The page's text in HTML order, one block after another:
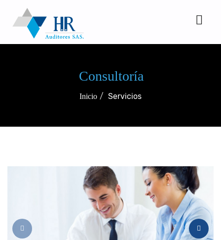
Consultoría
Inicio Servicios